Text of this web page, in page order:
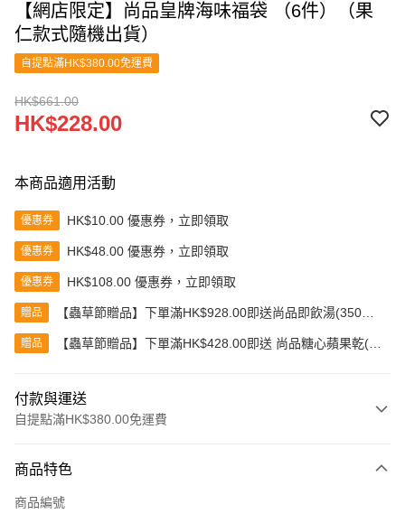
【網店限定】尚品皇牌海味福袋 （6件）（果
仁款式隨機出貨）
自提點滿HK$380.00免運費
HK$661.00
HK$228.00
本商品適用活動
優惠券 HK$10.00 優惠券，立即領取
優惠券 HK$48.00 優惠券，立即領取
優惠券 HK$108.00 優惠券，立即領取
贈品
【蟲草節贈品】下單滿HK$928.00即送尚品即飲湯(350克)
贈品
【蟲草節贈品】下單滿HK$428.00即送 尚品糖心蘋果乾(80
付款與運送
自提點滿HK$380.00免運費
信用卡
商品特色
商品編號